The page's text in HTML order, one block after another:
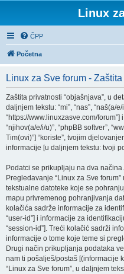
Linux
ČPP
Početna
Linux za Sve forum -
Zaštita privatnosti “objašnjava”, u
daljnjem tekstu: “mi”, “nas”, “naš(a/
“https://www.linuxzasve.com/forum”]
“njihov(a/e/i/u)”, “phpBB softver”,
Tim(ovi)”] “koriste”, tvojim
informacije [u daljnjem tekstu: tvoji
Podatci se prikupljaju na dva načina.
Pregledavanje “Linux za Sve
tekstualne datoteke koje se
mapu privremenog pohranjivanja
kolačića sadrže informacije za
“user-id”] i informacije za
“session-id”]. Treći kolačić sadrži
informacije o tome koje teme si
Drugi način prikupljanja podataka
nam ti pošalješ/postaš [(informacije
“Linux za Sve forum”, u daljnjem